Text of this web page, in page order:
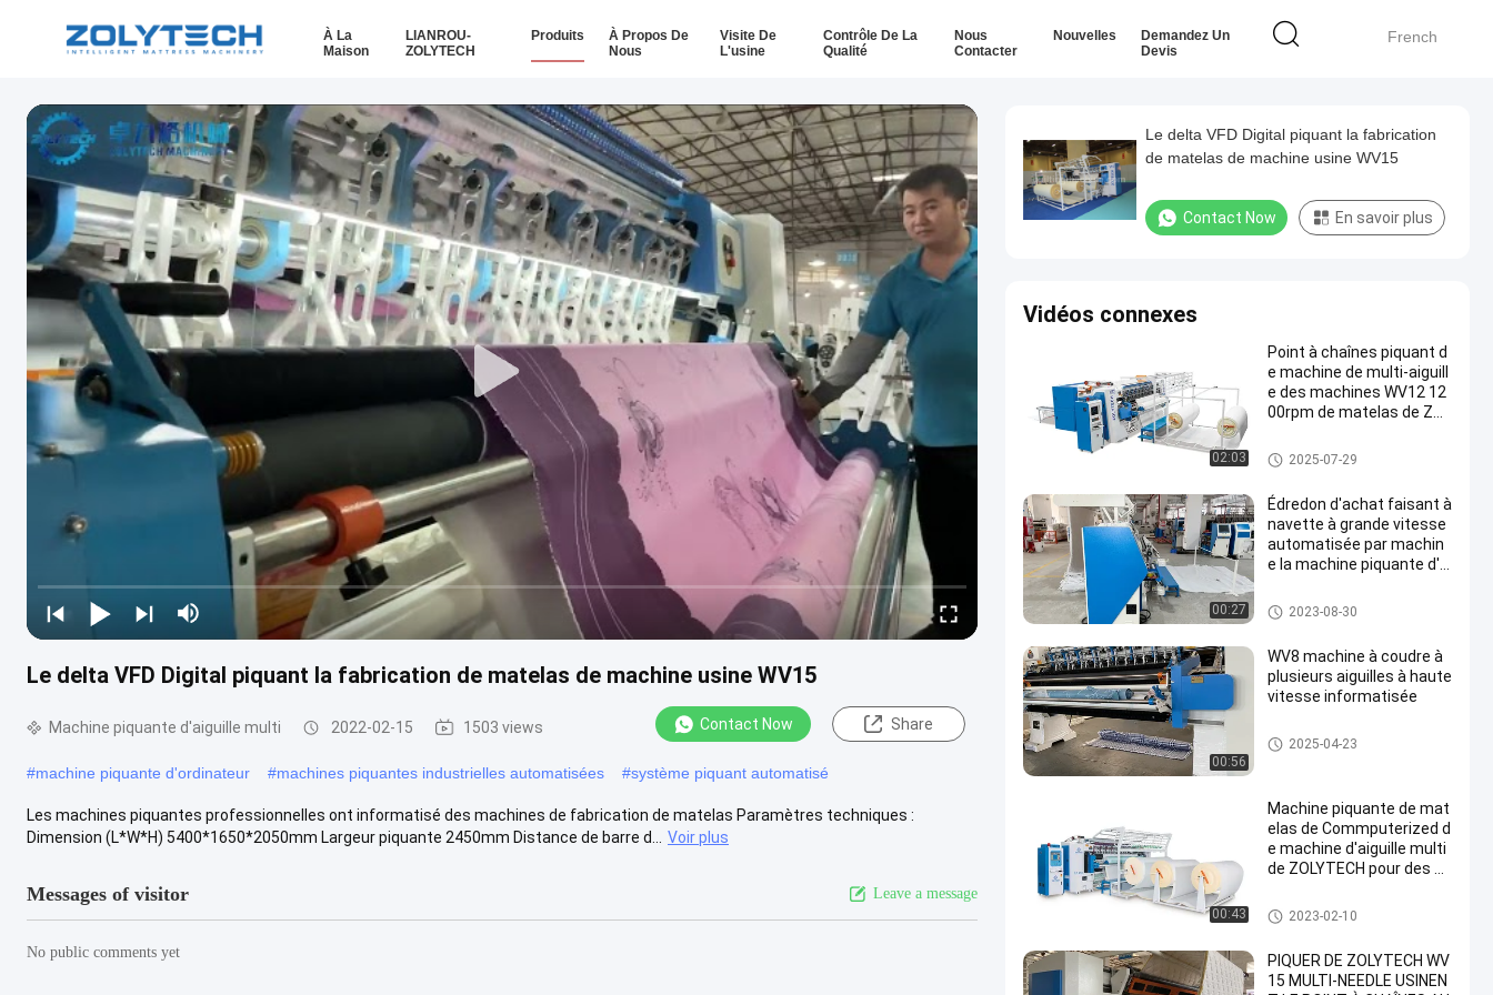
French
À La
Maison
LIANROU-
ZOLYTECH
Produits
À Propos De
Nous
Visite De
L'usine
Contrôle De La
Qualité
Nous
Contacter
Nouvelles
Demandez Un
Devis
Le delta VFD Digital piquant la fabrication de matelas de machine usine WV15
Machine piquante d'aiguille multi 2022-02-15 1503 views Contact Now Share
#machine piquante d'ordinateur #machines piquantes industrielles automatisées #système piquant automatisé
Les machines piquantes professionnelles ont informatisé des machines de fabrication de matelas Paramètres techniques :
Dimension (L*W*H) 5400*1650*2050mm Largeur piquante 2450mm Distance de barre d...
Voir plus
Messages of visitor Leave a message
No public comments yet
Le delta VFD Digital piquant la fabrication
de matelas de machine usine WV15
Contact Now En savoir plus
Vidéos connexes
02:03
Point à chaînes piquant d
e machine de multi-aiguill
e des machines WV12 12
00rpm de matelas de ZOL
s
Machine piquante d'aiguille m
ulti
2025-07-29
00:27
Édredon d'achat faisant à
navette à grande vitesse
automatisée par machin
e la machine piquante d'ai
Machine piquante d'aiguille m
ulti
2023-08-30
00:56
WV8 machine à coudre à
plusieurs aiguilles à haute
vitesse informatisée
Machine piquante d'aiguille m
ulti
2025-04-23
00:43
Machine piquante de mat
elas de Commputerized d
e machine d'aiguille multi
de ZOLYTECH pour des éd
Machine piquante d'aiguille m
ulti
2023-02-10
PIQUER DE ZOLYTECH WV
15 MULTI-NEEDLE USINEN